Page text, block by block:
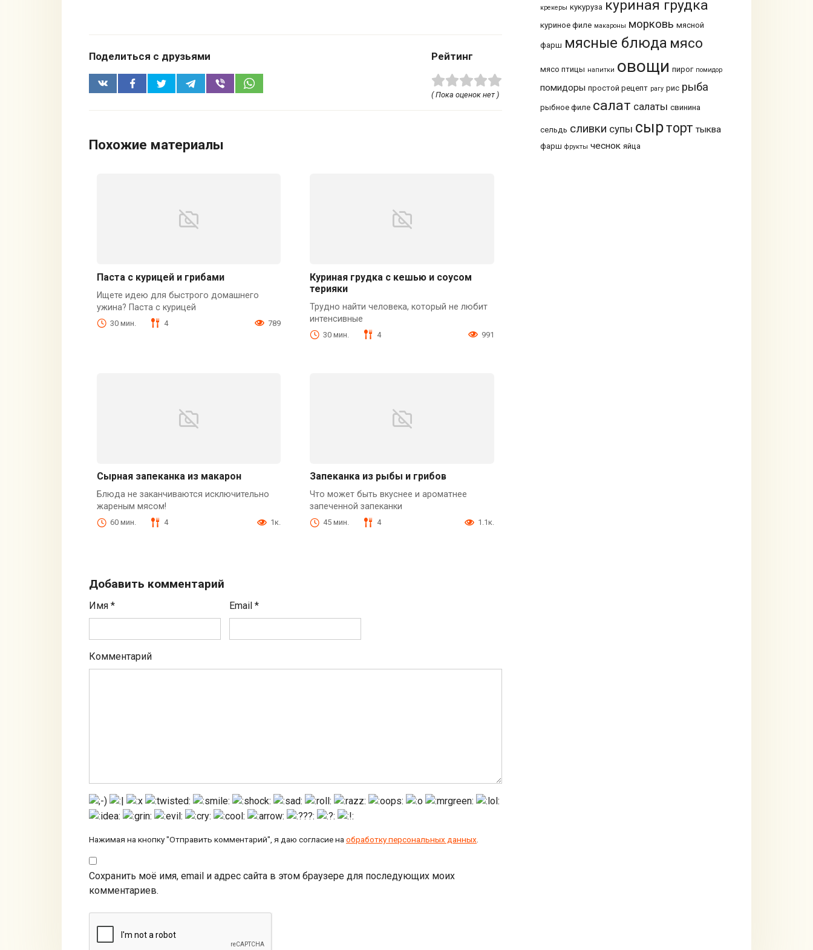
Поделиться с друзьями Рейтинг
( Пока оценок нет )
Похожие материалы
Паста с курицей и грибами
Ищете идею для быстрого домашнего
ужина? Паста с курицей
30 мин. 4 789
Куриная грудка с кешью и соусом
терияки
Трудно найти человека, который не любит
интенсивные
30 мин. 4 991
Сырная запеканка из макарон
Блюда не заканчиваются исключительно
жареным мясом!
60 мин. 4 1к.
Запеканка из рыбы и грибов
Что может быть вкуснее и ароматнее
запеченной запеканки
45 мин. 4 1.1к.
Добавить комментарий
Имя * Email*
Комментарий
Нажимая на кнопку "Отправить комментарий", я даю согласие на обработку персональных данных
Сохранить моё имя, email и адрес сайта в этом браузере для последующих моих
комментариев.
крекеры кукуруза куриная грудка
куриное филе макароны морковь мясной
фарш мясные блюда мясо
мясо птицы напитки овощи пирог помидор
помидоры простой рецепт рагу рис рыба
рыбное филе салат салаты свинина
сельдь сливки супы сырторт тыква
фарш фрукты чеснок яйца